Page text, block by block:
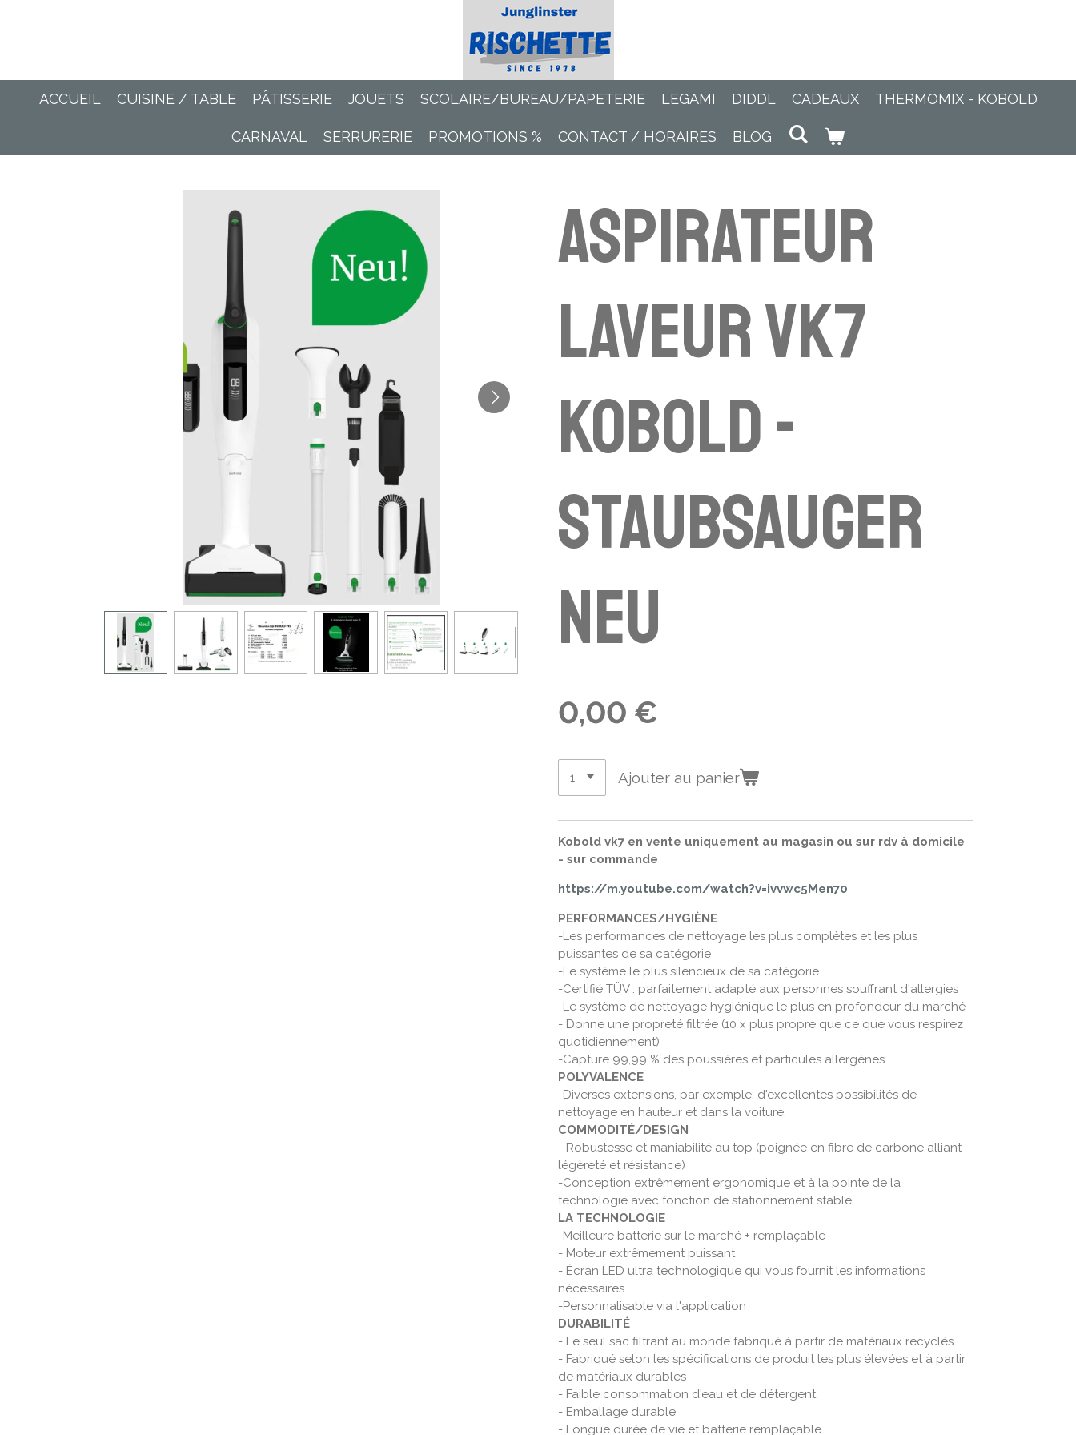
ACCUEIL CUISINE / TABLE PÂTISSERIE JOUETS SCOLAIRE/BUREAU/PAPETERIE LEGAMI DIDDL CADEAUX THERMOMIX - KOBOLD
CARNAVAL SERRURERIE PROMOTIONS % CONTACT / HORAIRES BLOG
Aspirateur
laveur VK7
Kobold -
Staubsauger
NEU
0,00 €
Ajouter au panier
Kobold vk7 en vente uniquement au magasin ou sur rdv à domicile
- sur commande
https://m.youtube.com/watch?v=ivvwc5Men70
PERFORMANCES/HYGIÈNE
-Les performances de nettoyage les plus complètes et les plus
puissantes de sa catégorie
-Le système le plus silencieux de sa catégorie
-Certifié TÜV : parfaitement adapté aux personnes souffrant d'allergies
-Le système de nettoyage hygiénique le plus en profondeur du marché
- Donne une propreté filtrée (10 x plus propre que ce que vous respirez
quotidiennement)
-Capture 99,99 % des poussières et particules allergènes
POLYVALENCE
-Diverses extensions, par exemple; d'excellentes possibilités de
nettoyage en hauteur et dans la voiture,
COMMODITÉ/DESIGN
- Robustesse et maniabilité au top (poignée en fibre de carbone alliant
légèreté et résistance)
-Conception extrêmement ergonomique et à la pointe de la
technologie avec fonction de stationnement stable
LA TECHNOLOGIE
-Meilleure batterie sur le marché + remplaçable
- Moteur extrêmement puissant
- Écran LED ultra technologique qui vous fournit les informations
nécessaires
-Personnalisable via l'application
DURABILITÉ
- Le seul sac filtrant au monde fabriqué à partir de matériaux recyclés
- Fabriqué selon les spécifications de produit les plus élevées et à partir
de matériaux durables
- Faible consommation d'eau et de détergent
- Emballage durable
- Longue durée de vie et batterie remplaçable